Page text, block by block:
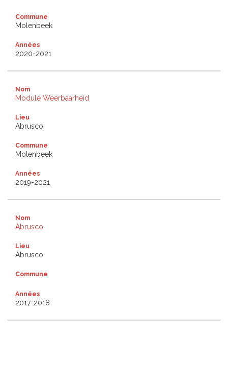
Commune
Molenbeek
Années
2020-2021
Nom
Module Weerbaarheid
Lieu
Abrusco
Commune
Molenbeek
Années
2019-2021
Nom
Abrusco
Lieu
Abrusco
Commune
Années
2017-2018